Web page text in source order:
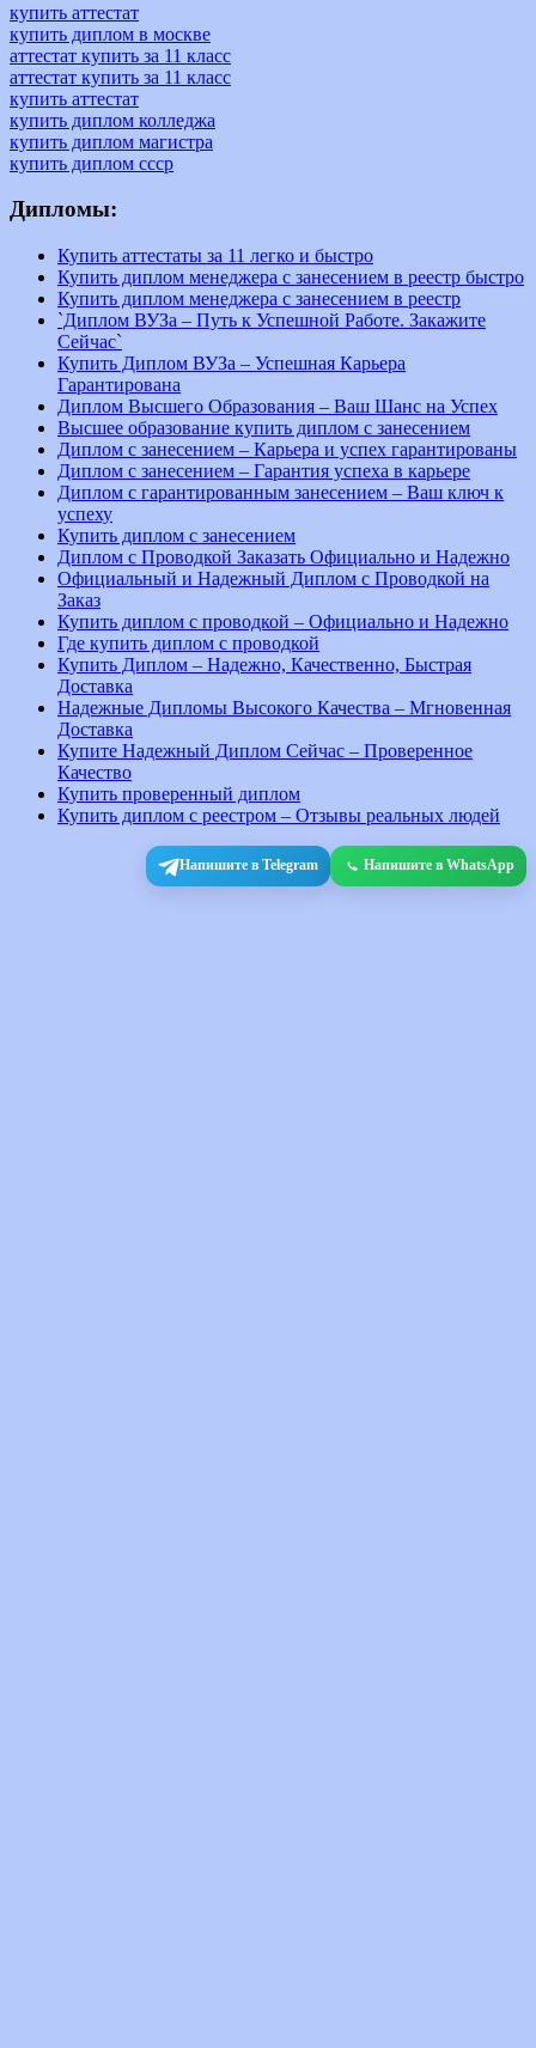
купить аттестат
купить диплом в москве
аттестат купить за 11 класс
аттестат купить за 11 класс
купить аттестат
купить диплом колледжа
купить диплом магистра
купить диплом ссср
Дипломы:
Купить аттестаты за 11 легко и быстро
Купить диплом менеджера с занесением в реестр быстро
Купить диплом менеджера с занесением в реестр
`Диплом ВУЗа – Путь к Успешной Работе. Закажите
Сейчас`
Купить Диплом ВУЗа – Успешная Карьера
Гарантирована
Диплом Высшего Образования – Ваш Шанс на Успех
Высшее образование купить диплом с занесением
Диплом с занесением – Карьера и успех гарантированы
Диплом с занесением – Гарантия успеха в карьере
Диплом с гарантированным занесением – Ваш ключ к
успеху
Купить диплом с занесением
Диплом с Проводкой Заказать Официально и Надежно
Официальный и Надежный Диплом с Проводкой на
Заказ
Купить диплом с проводкой – Официально и Надежно
Где купить диплом с проводкой
Купить Диплом – Надежно, Качественно, Быстрая
Доставка
Надежные Дипломы Высокого Качества – Мгновенная
Доставка
Купите Надежный Диплом Сейчас – Проверенное
Качество
Купить проверенный диплом
Купить диплом с реестром – Отзывы реальных людей
Напишите в Telegram Напишите в WhatsApp